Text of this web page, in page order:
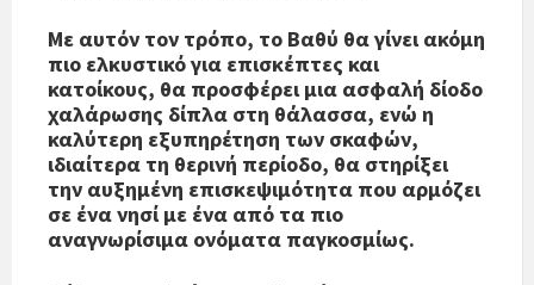
Με αυτόν τον τρόπο, το Βαθύ θα γίνει ακόμη
πιο ελκυστικό για επισκέπτες και
κατοίκους, θα προσφέρει μια ασφαλή δίοδο
χαλάρωσης δίπλα στη θάλασσα, ενώ η
καλύτερη εξυπηρέτηση των σκαφών,
ιδιαίτερα τη θερινή περίοδο, θα στηρίξει
την αυξημένη επισκεψιμότητα που αρμόζει
σε ένα νησί με ένα από τα πιο
αναγνωρίσιμα ονόματα παγκοσμίως.